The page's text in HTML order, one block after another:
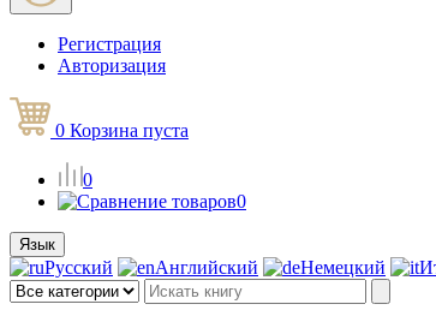
Регистрация
Авторизация
0 Корзина пуста
0
0
Язык
Русский Английский Немецкий